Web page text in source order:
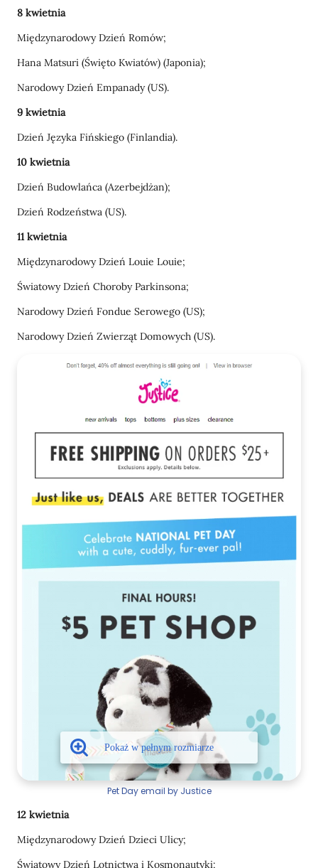
8 kwietnia
Międzynarodowy Dzień Romów;
Hana Matsuri (Święto Kwiatów) (Japonia);
Narodowy Dzień Empanady (US).
9 kwietnia
Dzień Języka Fińskiego (Finlandia).
10 kwietnia
Dzień Budowlańca (Azerbejdżan);
Dzień Rodzeństwa (US).
11 kwietnia
Międzynarodowy Dzień Louie Louie;
Światowy Dzień Choroby Parkinsona;
Narodowy Dzień Fondue Serowego (US);
Narodowy Dzień Zwierząt Domowych (US).
Pet Day email by Justice
12 kwietnia
Międzynarodowy Dzień Dzieci Ulicy;
Światowy Dzień Lotnictwa i Kosmonautyki;